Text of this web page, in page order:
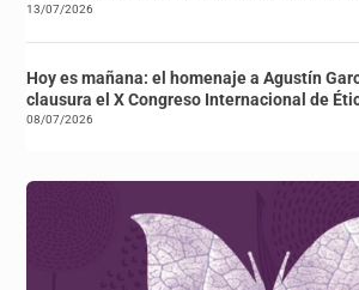
13/07/2026
Hoy es mañana: el homenaje a Agustín
clausura el X Congreso Internacional de
08/07/2026